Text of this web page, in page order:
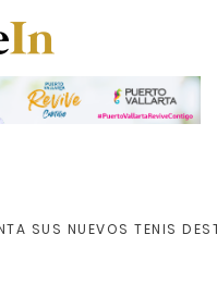
SUS NUEVOS TENIS